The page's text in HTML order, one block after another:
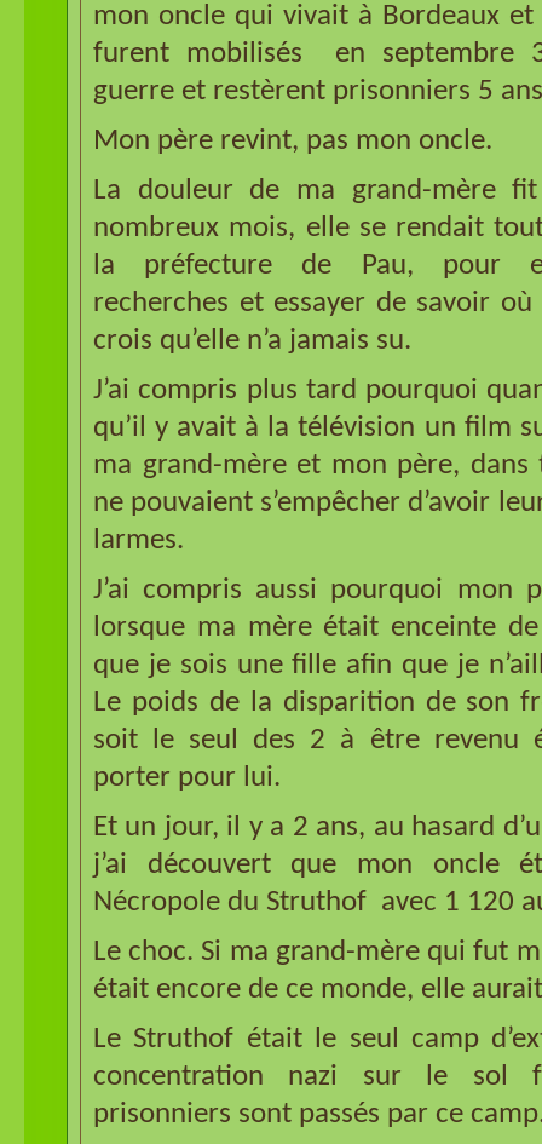
mon oncle qui vivait à Bordeaux et
furent mobilisés en septembre
guerre et restèrent prisonniers 5
Mon père revint, pas mon oncle.
La douleur de ma grand-mère
nombreux mois, elle se rendait
la préfecture de Pau, pour
recherches et essayer de savoir
crois qu’elle n’a jamais su.
J’ai compris plus tard pourquoi
qu’il y avait à la télévision un film
ma grand-mère et mon père,
ne pouvaient s’empêcher d’avoir
larmes.
J’ai compris aussi pourquoi mon
lorsque ma mère était enceinte
que je sois une fille afin que je
Le poids de la disparition de son
soit le seul des 2 à être revenu
porter pour lui.
Et un jour, il y a 2 ans, au hasard
j’ai découvert que mon oncle
Nécropole du Struthof avec 1 120
Le choc. Si ma grand-mère qui fut
était encore de ce monde, elle
Le Struthof était le seul camp
concentration nazi sur le sol
prisonniers sont passés par ce